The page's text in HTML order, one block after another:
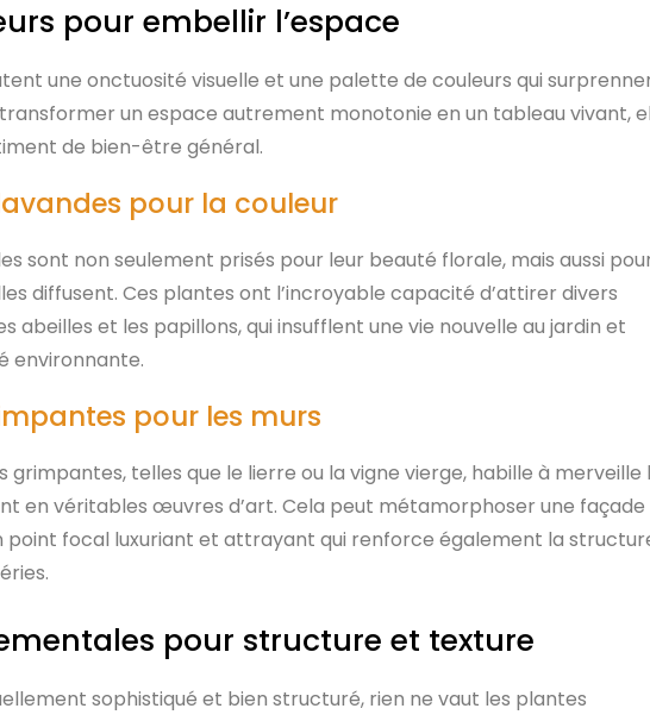
pour embellir l’espace
une onctuosité visuelle et une palette de couleurs qui
un espace autrement monotonie en un tableau vivant,
de bien-être général.
pour la couleur
sont non seulement prisés pour leur beauté florale, mais aussi
diffusent. Ces plantes ont l’incroyable capacité d’attirer divers
abeilles et les papillons, qui insufflent une vie nouvelle au jardin et
environnante.
pour les murs
grimpantes, telles que le lierre ou la vigne vierge, habille à merveille
en véritables œuvres d’art. Cela peut métamorphoser une façade
point focal luxuriant et attrayant qui renforce également la
pour structure et texture
sophistiqué et bien structuré, rien ne vaut les plantes